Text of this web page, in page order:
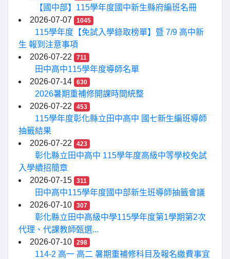
【國中部】115學年度國中新生縣府編班名冊
2026-07-07
1045
115學年度【免試入學錄取榜單】暨 7/9 高中新
生 報到注意事項
2026-07-22
711
田中高中115學年度導師名單
2026-07-14
630
2026暑期重補修開課時間統整
2026-07-22
453
115學年度彰化縣立田中高中 國七新生編班導師
抽籤結果
2026-07-22
423
彰化縣立田中高中 115學年度高級中等學校免試
入學續招簡章
2026-07-15
311
田中高中115學年度國中部新生班導師抽籤會議
2026-07-10
307
彰化縣立田中高級中學115學年度第1學期第2次
代理、代課教師甄選...
2026-07-10
298
114-2 高一 高二 暑期重補修科目及報名繳費事宜